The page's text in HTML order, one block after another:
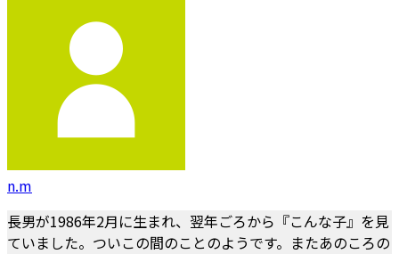
n.m
長男が1986年2月に生まれ、翌年ごろから『こんな子』を見
ていました。ついこの間のことのようです。またあのころの